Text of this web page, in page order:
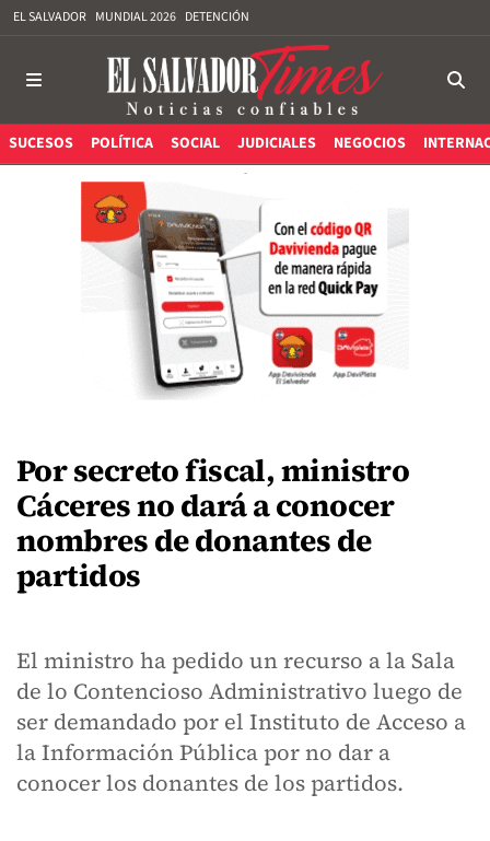
EL SALVADOR MUNDIAL 2026 DETENCIÓN
SUCESOS POLÍTICA SOCIAL JUDICIALES NEGOCIOS
Por secreto fiscal, ministro
Cáceres no dará a conocer
nombres de donantes de
partidos
El ministro ha pedido un recurso a la Sala
de lo Contencioso Administrativo luego de
ser demandado por el Instituto de Acceso a
la Información Pública por no dar a
conocer los donantes de los partidos.